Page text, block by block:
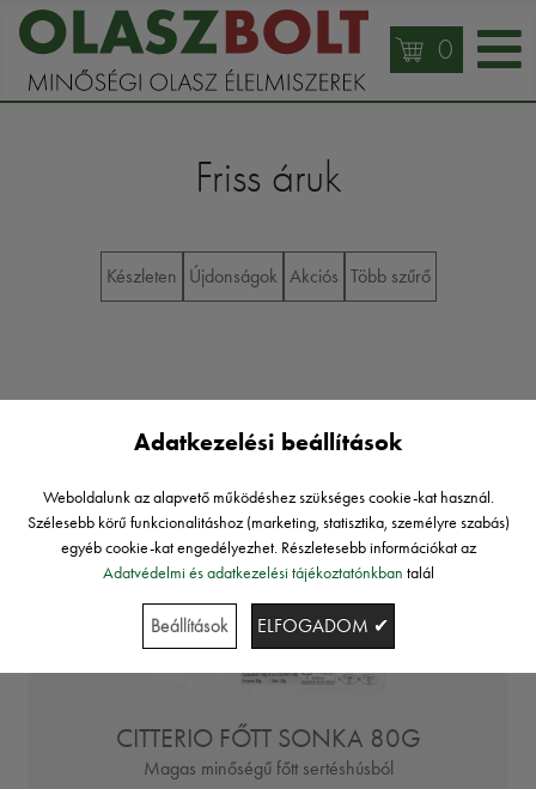
0
Friss áruk
Készleten Újdonságok Akciós Több szűrő
Nincs készleten
CITTERIO FŐTT SONKA 80G
Magas minőségű főtt sertéshúsból
Adatkezelési beállítások
Weboldalunk az alapvető működéshez szükséges cookie-kat használ.
Szélesebb körű funkcionalitáshoz (marketing, statisztika, személyre szabás)
egyéb cookie-kat engedélyezhet. Részletesebb információkat az
Adatvédelmi és adatkezelési tájékoztatónkban talál
Beállítások ELFOGADOM ✔